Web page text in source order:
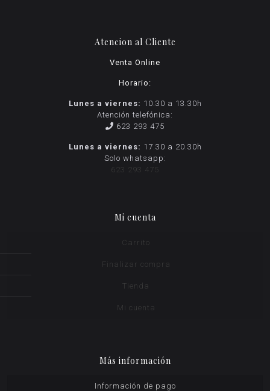
Atencion al Cliente
Venta Online
Horario:
Lunes a viernes: 10.30 a 13.30h
Atención telefónica:
623 293 475
Lunes a viernes: 17.30 a 20.30h
Solo whatsapp:
623 293 475
Mi cuenta
Carrito
Finalizar compra
Tienda
Mi cuenta
Más información
Información de pago